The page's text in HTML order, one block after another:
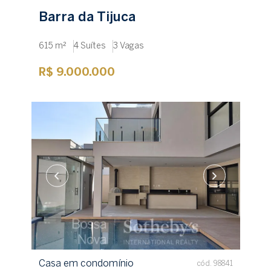
Barra da Tijuca
615 m² 4 Suítes 3 Vagas
R$ 9.000.000
Casa em condomínio cód. 98841